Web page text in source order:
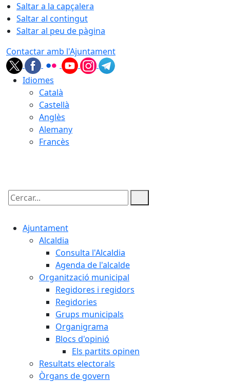
Saltar a la capçalera
Saltar al contingut
Saltar al peu de pàgina
Contactar amb l'Ajuntament
Idiomes
Català
Castellà
Anglès
Alemany
Francès
Cercar:
Ajuntament
Alcaldia
Consulta l'Alcaldia
Agenda de l'alcalde
Organització municipal
Regidores i regidors
Regidories
Grups municipals
Organigrama
Blocs d'opinió
Els partits opinen
Resultats electorals
Òrgans de govern